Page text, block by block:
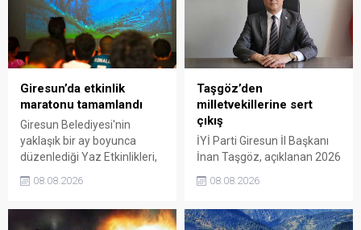
Giresun’da etkinlik
maratonu tamamlandı
Giresun Belediyesi'nin
yaklaşık bir ay boyunca
düzenlediği Yaz Etkinlikleri,
binlerce vatandaşı kültür,
sanat ve eğlenceyle
organizasyonun ardından
08.08.2026
Taşgöz’den
milletvekillerine sert
çıkış
İYİ Parti Giresun İl Başkanı
İnan Taşgöz, açıklanan 2026
yılı fındık alım fiyatı
üzerinden iktidar
eleştirdi. Taşgöz, üreticinin
08.08.2026